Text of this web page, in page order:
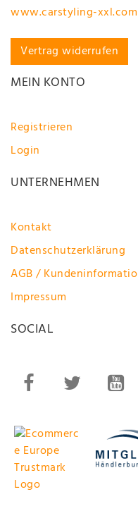
www.carstyling-xxl.com
Vertrag widerrufen
MEIN KONTO
Registrieren
Login
UNTERNEHMEN
Kontakt
Datenschutzerklärung
AGB /
Impressum
SOCIAL